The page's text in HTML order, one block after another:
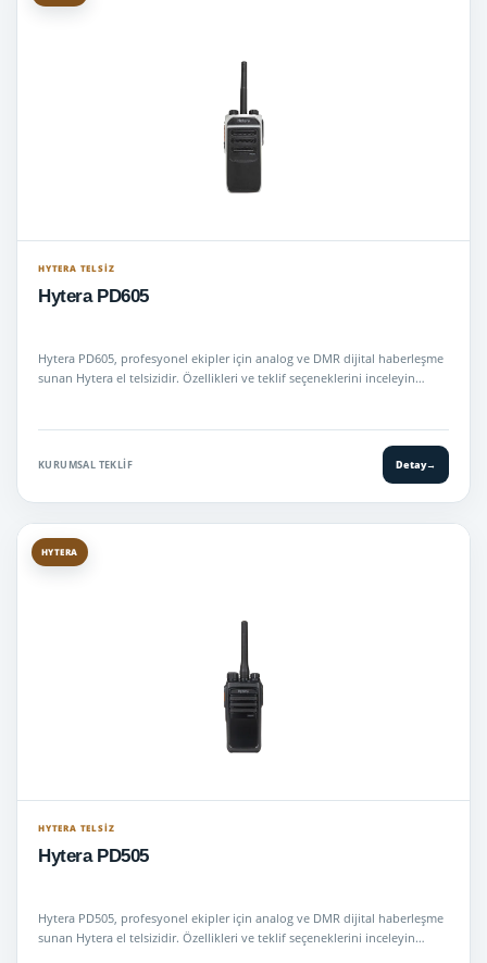
HYTERA TELSIZ
Hytera PD605
Hytera PD605, profesyonel ekipler için analog ve DMR dijital haberleşme
sunan Hytera el telsizidir. Özellikleri ve teklif seçeneklerini inceleyin…
KURUMSAL TEKLIF Detay→
HYTERA
HYTERA TELSIZ
Hytera PD505
Hytera PD505, profesyonel ekipler için analog ve DMR dijital haberleşme
sunan Hytera el telsizidir. Özellikleri ve teklif seçeneklerini inceleyin…